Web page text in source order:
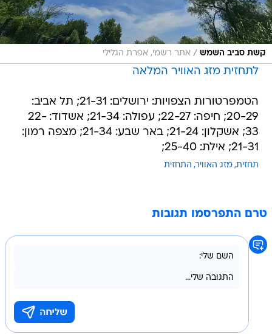
קשת סביב השמש / אתר רשמי, אפרת הגלילי
לתחזית מזג האוויר המלאה
הטמפרטורות הצפויות: ירושלים: 21-31; תל אביב:
20-29; חיפה: 22-27; עפולה: 21-34; אשדוד: 22-
33; אשקלון: 21-24; באר שבע: 21-34; מצפה רמון:
21-31; אילת: 25-40;
תחזית מזג האוויר התחזית
טרם התפרסמו תגובות